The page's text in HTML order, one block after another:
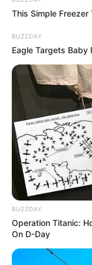
This Simple
BUZZDAY
Eagle Targets
BUZZDAY
Operation Titanic:
On D-Day